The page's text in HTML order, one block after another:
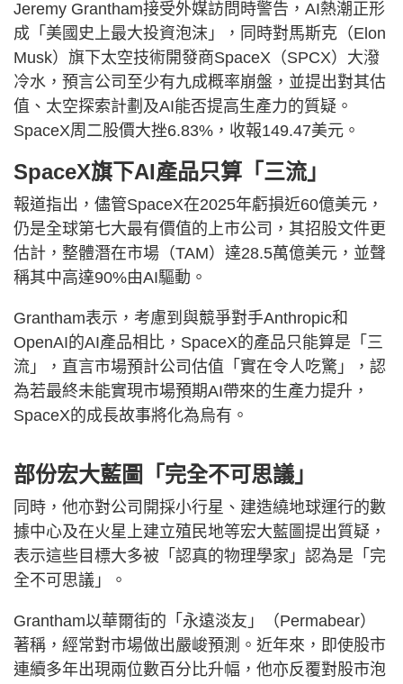
Jeremy Grantham接受外媒訪問時警告，AI熱潮正形
成「美國史上最大投資泡沫」，同時對馬斯克（Elon
Musk）旗下太空技術開發商SpaceX（SPCX）大潑
冷水，預言公司至少有九成概率崩盤，並提出對其估
值、太空探索計劃及AI能否提高生產力的質疑。
SpaceX周二股價大挫6.83%，收報149.47美元。
SpaceX旗下AI產品只算「三流」
報道指出，儘管SpaceX在2025年虧損近60億美元，
仍是全球第七大最有價值的上市公司，其招股文件更
估計，整體潛在市場（TAM）達28.5萬億美元，並聲
稱其中高達90%由AI驅動。
Grantham表示，考慮到與競爭對手Anthropic和
OpenAI的AI產品相比，SpaceX的產品只能算是「三
流」，直言市場預計公司估值「實在令人吃驚」，認
為若最終未能實現市場預期AI帶來的生產力提升，
SpaceX的成長故事將化為烏有。
部份宏大藍圖「完全不可思議」
同時，他亦對公司開採小行星、建造繞地球運行的數
據中心及在火星上建立殖民地等宏大藍圖提出質疑，
表示這些目標大多被「認真的物理學家」認為是「完
全不可思議」。
Grantham以華爾街的「永遠淡友」（Permabear）
著稱，經常對市場做出嚴峻預測。近年來，即使股市
連續多年出現兩位數百分比升幅，他亦反覆對股市泡